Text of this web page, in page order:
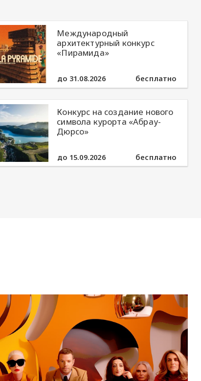
Международный
архитектурный конкурс
«Пирамида»
до 31.08.2026 бесплатно
Конкурс на создание нового
символа курорта «Абрау-
Дюрсо»
до 15.09.2026 бесплатно